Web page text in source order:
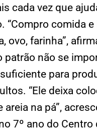
cada vez que
“Compro comida e
ovo, farinha”,
patrão não se
para
“Ele deixa
na pá”,
7º ano do Centro